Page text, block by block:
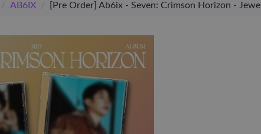
/ AB6IX / [Pre Order] Ab6ix - Seven: Crimson Horizon - Jewel